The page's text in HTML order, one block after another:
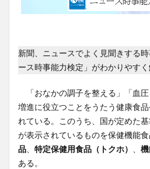
新聞、ニュースでよく見聞きする
ース時事能力検定」がわかりやすく
「おなかの調子を整える」「血
増進に役立つことをうたう健康食
れている。このうち、国が定めた
が表示されているものを保健機能食
品
特定保健用食品（トクホ）
ある。